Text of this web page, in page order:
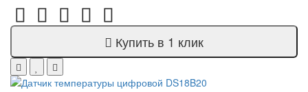
Купить в 1 клик